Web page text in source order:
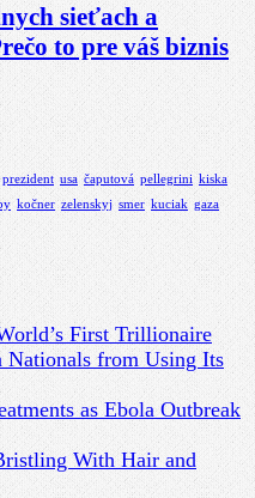
sieťach a
to pre váš biznis
prezident usa čaputová pellegrini kiska
kočner zelenskyj smer kuciak gaza
First Trillionaire
from Using Its
as Ebola Outbreak
With Hair and